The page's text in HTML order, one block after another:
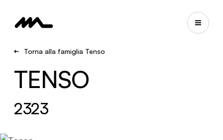
Torna alla famiglia Tenso
TENSO
2323